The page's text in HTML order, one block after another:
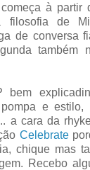
à partir
de
de conversa
também
bem
e estilo,
a cara da
Celebrate
chique mas
Recebo